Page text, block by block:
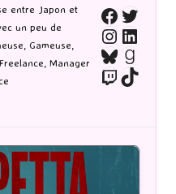
entre Japon et
un peu de
Gameuse,
Manager
Bluesky
TwitchTikTok